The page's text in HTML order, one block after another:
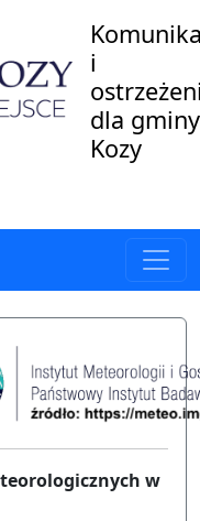
i
dla gminy
Kozy
w